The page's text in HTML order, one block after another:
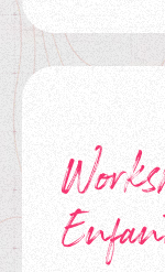
Tickets